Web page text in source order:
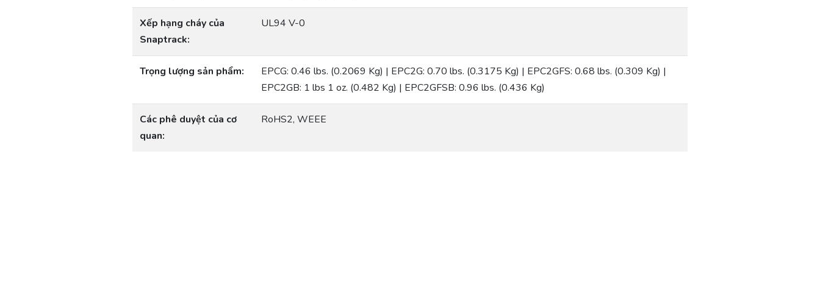
Xếp hạng cháy của
Snaptrack:
UL94 V-0
Trọng lượng sản phẩm:
EPCG: 0.46 lbs. (0.2069 Kg) | EPC2G: 0.70 lbs. (0.3175 Kg) | EPC2GFS: 0.68 lbs. (0.309 Kg) |
EPC2GB: 1 lbs 1 oz. (0.482 Kg) | EPC2GFSB: 0.96 lbs. (0.436 Kg)
Các phê duyệt của cơ
quan:
RoHS2, WEEE